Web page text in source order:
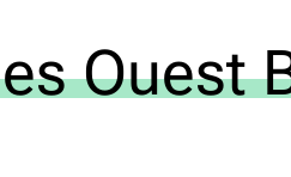
Ouest